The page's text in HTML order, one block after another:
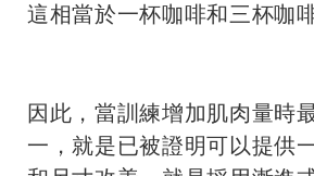
這相當於一杯咖啡和三杯咖
因此，當訓練增加肌肉量時
一，就是已被證明可以提供